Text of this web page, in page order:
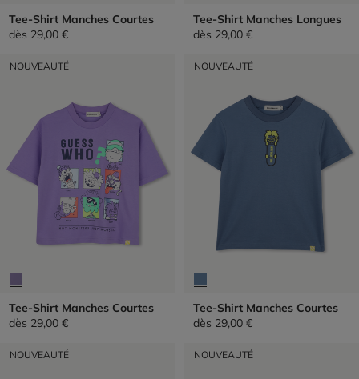
Tee-Shirt Manches Courtes
dès 29,00 €
Tee-Shirt Manches Longues
dès 29,00 €
NOUVEAUTÉ
Tee-Shirt Manches Courtes
dès 29,00 €
NOUVEAUTÉ
Tee-Shirt Manches Courtes
dès 29,00 €
NOUVEAUTÉ NOUVEAUTÉ